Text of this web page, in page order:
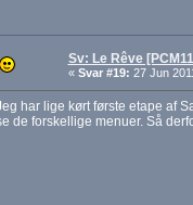
Sv: Le Rêve
« Svar #19: 27 Jun
har lige kørt første etape af
de forskellige menuer. Så